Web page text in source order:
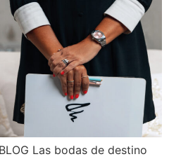
Las bodas de destino